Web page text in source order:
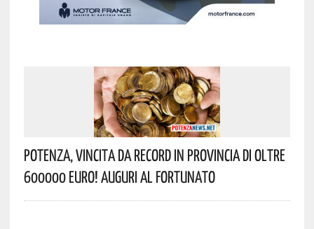
Potenza, Vincita Da Record In Provincia Di Oltre
600000 Euro! Auguri Al Fortunato